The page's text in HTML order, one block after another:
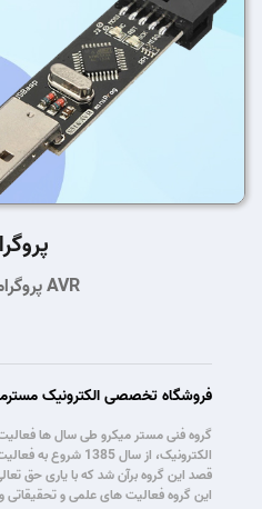
پروگرامر جیبی AVR
فروشگاه تخصصی الکترونیک
گروه فنی مستر میکرو طی سال ها فعالیت
الکترونیک، از سال
قصد این گروه برآن شد که با یاری حق
این گروه فعالیت های علمی و تحقیقاتی و